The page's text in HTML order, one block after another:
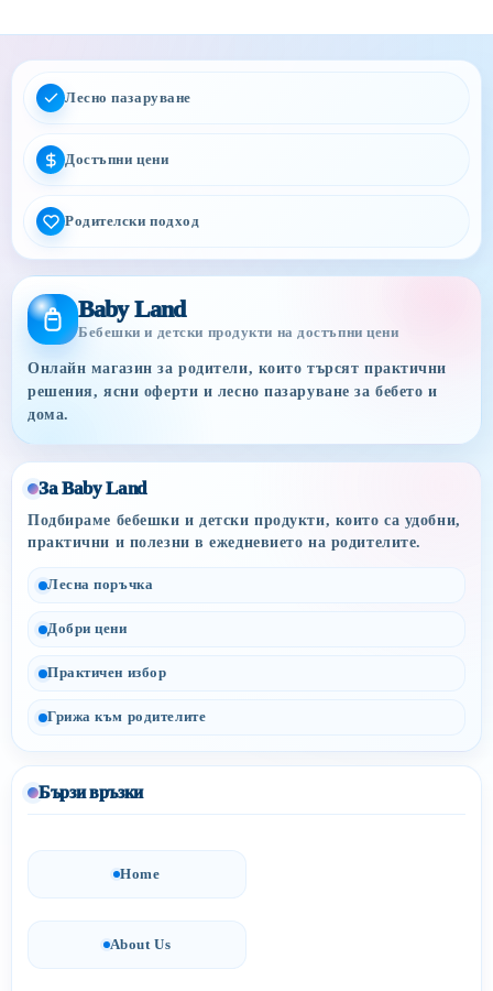
Лесно пазаруване
Достъпни цени
Родителски подход
Baby Land
Бебешки и детски продукти на достъпни цени
Онлайн магазин за родители, които търсят практични
решения, ясни оферти и лесно пазаруване за бебето и
дома.
За Baby Land
Подбираме бебешки и детски продукти, които са удобни,
практични и полезни в ежедневието на родителите.
Лесна поръчка
Добри цени
Практичен избор
Грижа към родителите
Бързи връзки
Home
About Us